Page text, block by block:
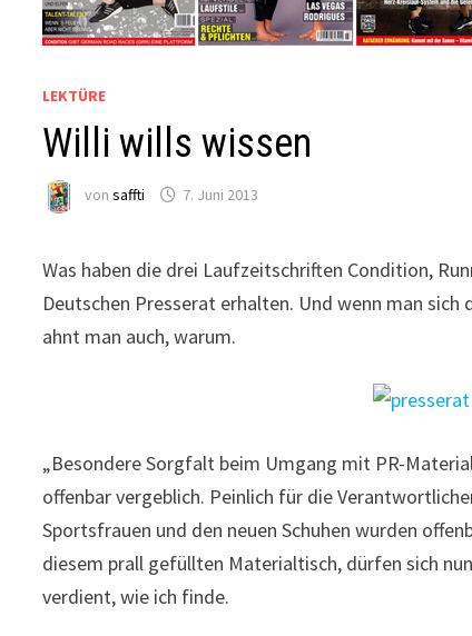
LEKTÜRE
Willi wills wissen
vonsaffti 7. Juni 2013
Was haben die drei Laufzeitschriften Condition,
Deutschen Presserat erhalten. Und wenn man
ahnt man auch, warum.
„Besondere Sorgfalt beim Umgang mit PR-
offenbar vergeblich. Peinlich für die
Sportsfrauen und den neuen Schuhen wurden
diesem prall gefüllten Materialtisch, dürfen sich
verdient, wie ich finde.